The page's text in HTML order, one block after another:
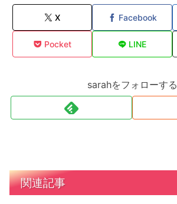
X Facebook
Pocket LINE
sarahをフォローする
関連記事